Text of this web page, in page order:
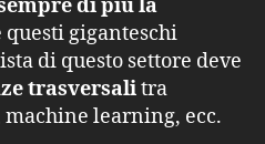
di più la
giganteschi
di questo settore deve
trasversalitra
learning, ecc.